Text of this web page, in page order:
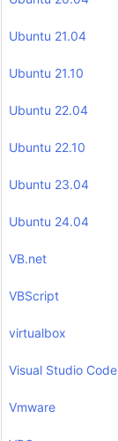
Ubuntu 21.04
Ubuntu 21.10
Ubuntu 22.04
Ubuntu 22.10
Ubuntu 23.04
Ubuntu 24.04
VB.net
VBScript
virtualbox
Visual Studio Code
Vmware